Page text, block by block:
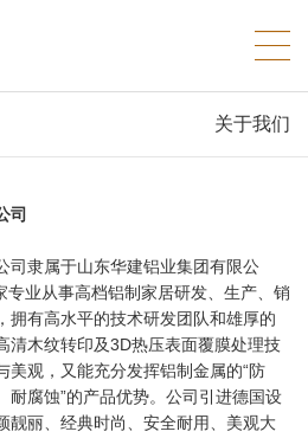
关于我们
司
司隶属于山东华建铝业集团有限公
业从事高档铝制家居研发、生产、销
拥有高水平的技术研发团队和雄厚的
清木纹转印及3D热压表面覆膜处理技
美观，又能充分发挥铝制金属的“防
耐腐蚀”的产品优势。公司引进德国设
靓丽、经典时尚、安全耐用、美观大